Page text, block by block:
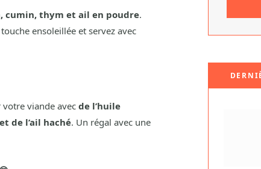
cumin, thym et ail en poudre.
ensoleillée et servez avec
viande avecde l’huile
de l’ail haché. Un régal avec une